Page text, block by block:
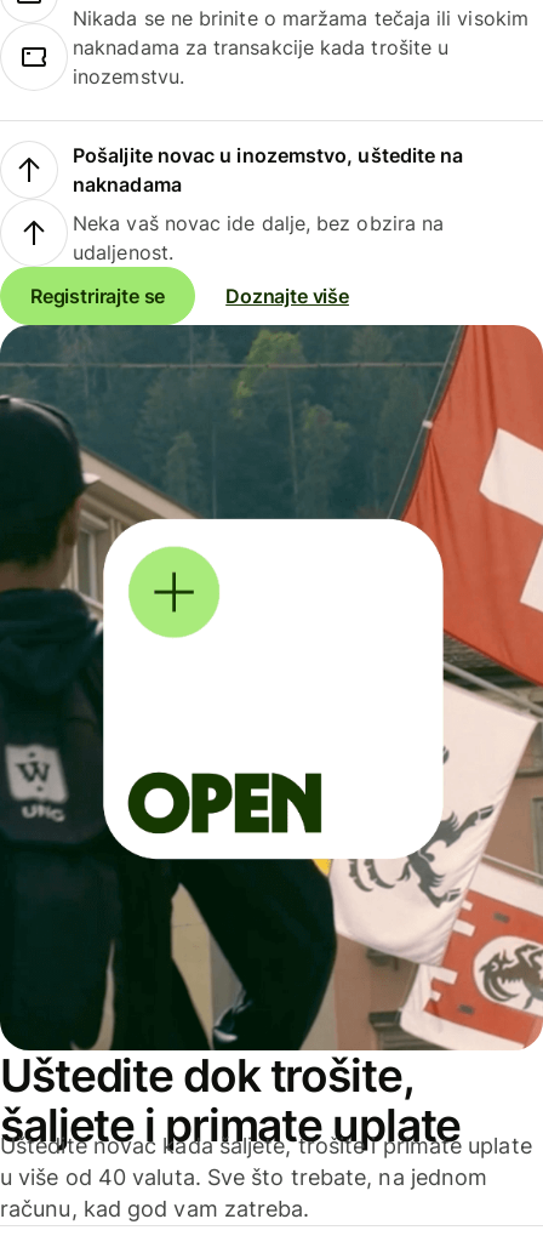
Nikada se ne brinite o maržama tečaja ili visokim
naknadama za transakcije kada trošite u
inozemstvu.
Pošaljite novac u inozemstvo, uštedite na
naknadama
Neka vaš novac ide dalje, bez obzira na
udaljenost.
Registrirajte se
Doznajte više
Uštedite dok trošite,
šaljete i primate uplate
Uštedite novac kada šaljete, trošite i primate uplate
u više od 40 valuta. Sve što trebate, na jednom
računu, kad god vam zatreba.